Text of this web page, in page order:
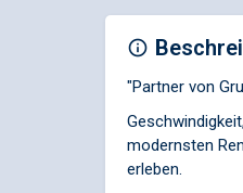
"Partner von
modernsten
erleben.